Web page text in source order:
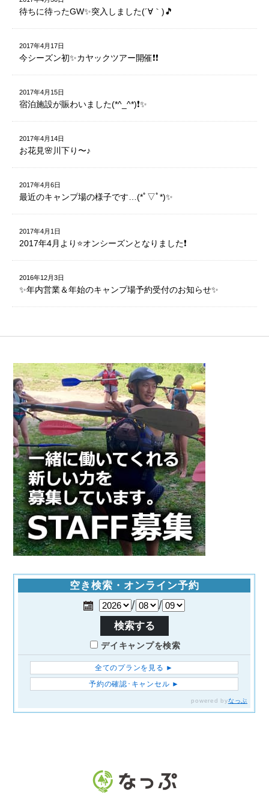
待ちに待ったGW✨突入しました(´∀｀)🎵
2017年4月17日
今シーズン初✨カヤックツアー開催❗️❗️
2017年4月15日
宿泊施設が賑わいました(*^_^*)❗️✨
2017年4月14日
お花見🌸川下り〜♪
2017年4月6日
最近のキャンプ場の様子です…(*ﾟ▽ﾟ*)✨
2017年4月1日
2017年4月より⭐️オンシーズンとなりました❗️
2016年12月3日
✨年内営業＆年始のキャンプ場予約受付のお知らせ✨